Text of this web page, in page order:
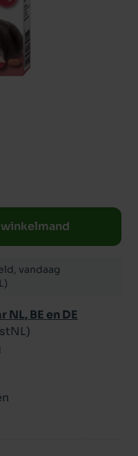
winkelmand
vandaag
BE en DE